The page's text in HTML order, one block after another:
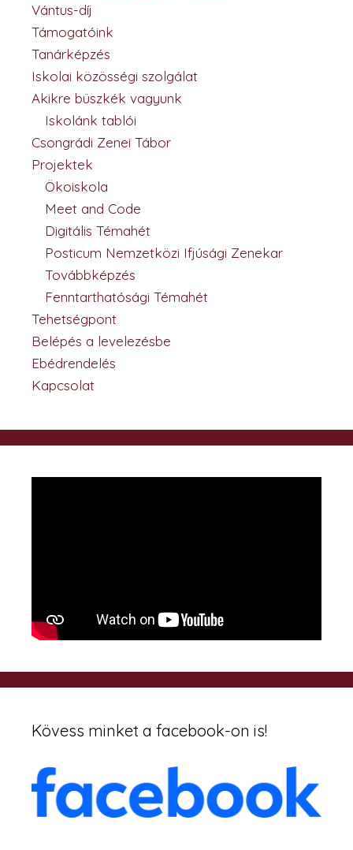
Vántus-díj
Támogatóink
Tanárképzés
Iskolai közösségi szolgálat
Akikre büszkék vagyunk
Iskolánk tablói
Csongrádi Zenei Tábor
Projektek
Ökoiskola
Meet and Code
Digitális Témahét
Posticum Nemzetközi Ifjúsági Zenekar
Továbbképzés
Fenntarthatósági Témahét
Tehetségpont
Belépés a levelezésbe
Ebédrendelés
Kapcsolat
Kövess minket a facebook-on is!